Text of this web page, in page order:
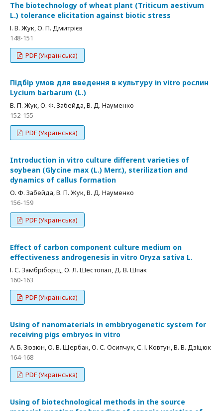
The biotechnology of wheat plant (Triticum aestivum
L.) tolerance elicitation against biotic stress
І. В. Жук, О. П. Дмитрієв
148-151
PDF (Українська)
Підбір умов для введення в культуру in vitro рослин
Lycium barbarum (L.)
В. П. Жук, О. Ф. Забейда, В. Д. Науменко
152-155
PDF (Українська)
Introduction in vitro culture different varieties of
soybean (Glycine max (L.) Merr.), sterilization and
dynamics of callus formation
О. Ф. Забейда, В. П. Жук, В. Д. Науменко
156-159
PDF (Українська)
Effect of carbon component culture medium on
effectiveness androgenesis in vitro Oryza sativa L.
І. С. Замбріборщ, О. Л. Шестопал, Д. В. Шпак
160-163
PDF (Українська)
Using of nanomaterials in embbryogenetic system for
receiving pigs embryos in vitro
А. Б. Зюзюн, О. В. Щербак, О. С. Осипчук, С. І. Ковтун, В. В. Дзіцюк
164-168
PDF (Українська)
Using of biotechnological methods in the source